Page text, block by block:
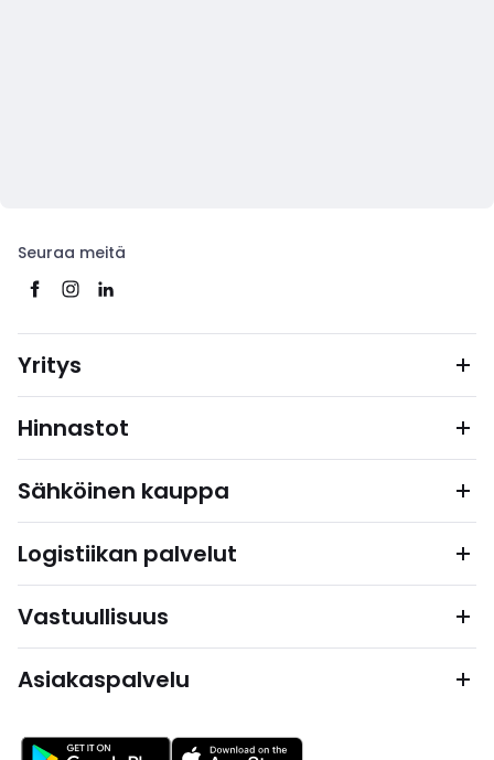
Seuraa meitä
Yritys
Hinnastot
Sähköinen kauppa
Logistiikan palvelut
Vastuullisuus
Asiakaspalvelu